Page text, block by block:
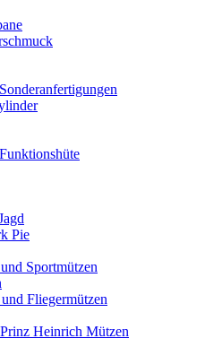
Pie
Sportmützen
Fliegermützen
Heinrich Mützen